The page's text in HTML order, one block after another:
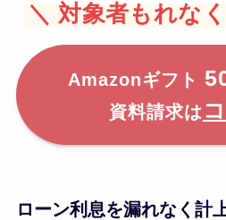
＼ 対象者もれな
Amazonギフト
資料請求は
ローン利息を漏れなく計